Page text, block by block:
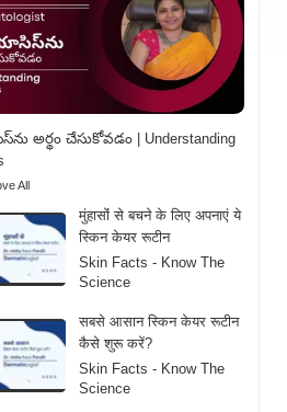
అర్థం చేసుకోవడం | Understanding
All
मुंहासोंं से बचने के लिए अपनाएं ये
स्किन केयर रूटीन
Skin Facts - Know The
Science
सबसे आसान स्किन केयर रूटीन
कैसे शुरू करें?
Skin Facts - Know The
Science